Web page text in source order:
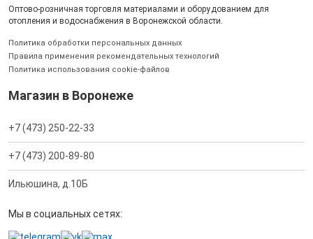
Оптово-розничная торговля материалами и оборудованием для
отопления и водоснабжения в Воронежской области.
Политика обработки персональных данных
Правила применения рекомендательных технологий
Политика использования cookie-файлов
Магазин в Воронеже
+7 (473) 250-22-33
+7 (473) 200-89-80
Ильюшина, д.10Б
Мы в социальных сетях: